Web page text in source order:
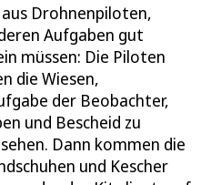
Drohnenpiloten,
Aufgaben gut
müssen: Die Piloten
die Wiesen,
der Beobachter,
und Bescheid zu
Dann kommen die
und Kescher